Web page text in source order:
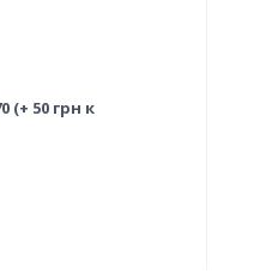
(+ 50 грн к